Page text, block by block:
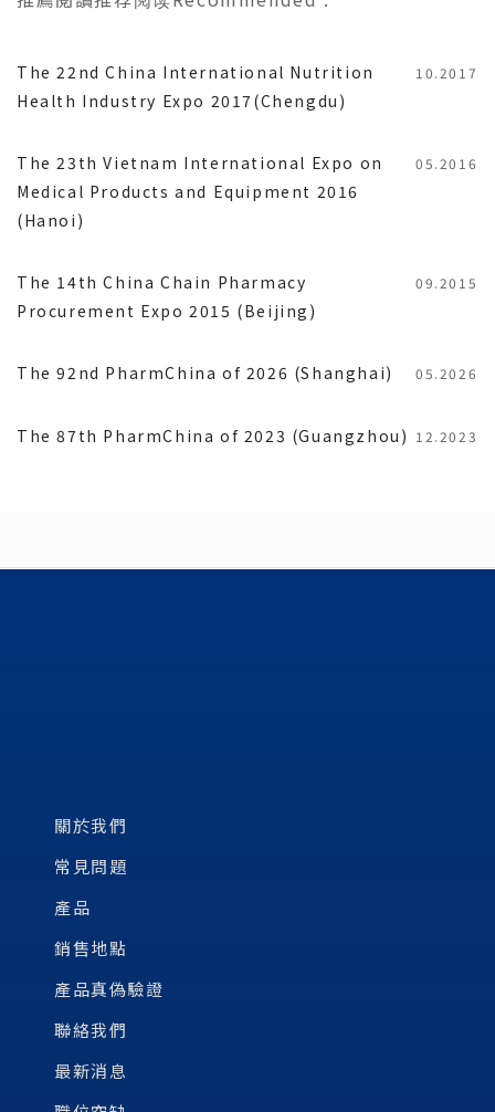
The 22nd China International Nutrition
Health Industry Expo 2017(Chengdu)
10.2017
The 23th Vietnam International Expo on
Medical Products and Equipment 2016
(Hanoi)
05.2016
The 14th China Chain Pharmacy
Procurement Expo 2015 (Beijing)
09.2015
The 92nd PharmChina of 2026 (Shanghai) 05.2026
The 87th PharmChina of 2023 (Guangzhou) 12.2023
關於我們
常見問題
產品
銷售地點
產品真偽驗證
聯絡我們
最新消息